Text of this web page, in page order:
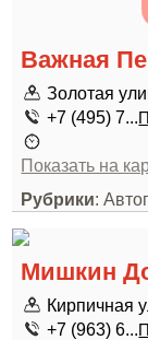
Важная
Золотая
+7 (495) 7...
Показать на
Рубрики:
Мишкин
Кирпичная
+7 (963) 6...